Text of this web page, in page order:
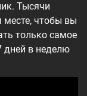
Тысячи
месте, чтобы вы
только самое
дней в неделю